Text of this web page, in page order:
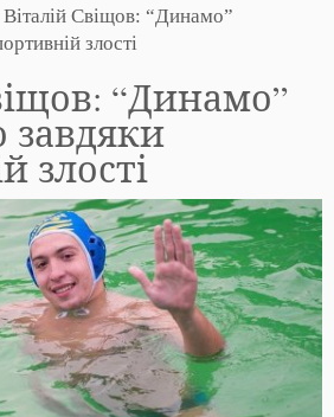
Віталій Свіщов: “Динамо”
злості
“Динамо”
завдяки
злості